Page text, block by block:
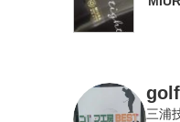
三浦